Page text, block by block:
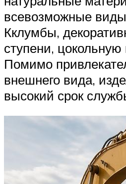
всевозможные
Кклумбы,
ступени, цокольную
Помимо
внешнего вида,
высокий срок